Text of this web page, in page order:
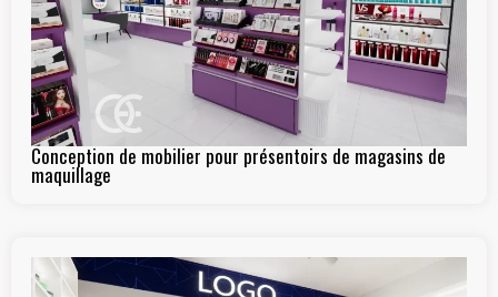
Conception de mobilier pour présentoirs de magasins de
maquillage